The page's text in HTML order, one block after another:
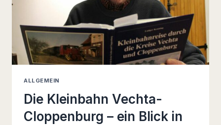
ALLGEMEIN
Die Kleinbahn Vechta-
Cloppenburg – ein Blick in